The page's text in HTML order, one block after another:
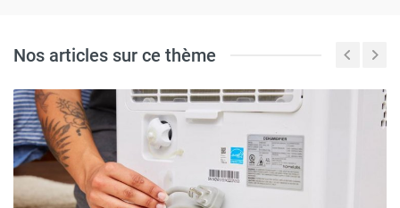
Nos articles sur ce thème